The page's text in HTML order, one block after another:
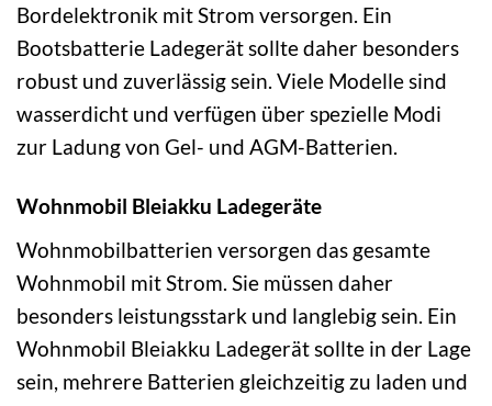
Bordelektronik mit Strom versorgen. Ein
Bootsbatterie Ladegerät sollte daher besonders
robust und zuverlässig sein. Viele Modelle sind
wasserdicht und verfügen über spezielle Modi
zur Ladung von Gel- und AGM-Batterien.
Wohnmobil Bleiakku Ladegeräte
Wohnmobilbatterien versorgen das gesamte
Wohnmobil mit Strom. Sie müssen daher
besonders leistungsstark und langlebig sein. Ein
Wohnmobil Bleiakku Ladegerät sollte in der Lage
sein, mehrere Batterien gleichzeitig zu laden und